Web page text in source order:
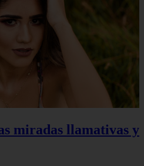
miradas llamativas y